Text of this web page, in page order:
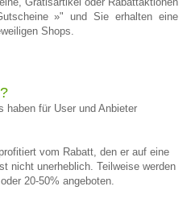
»" und Sie erhalten eine
Shops.
haben für User und Anbieter
vom Rabatt, den er auf eine
nicht unerheblich. Teilweise werden
20-50% angeboten.